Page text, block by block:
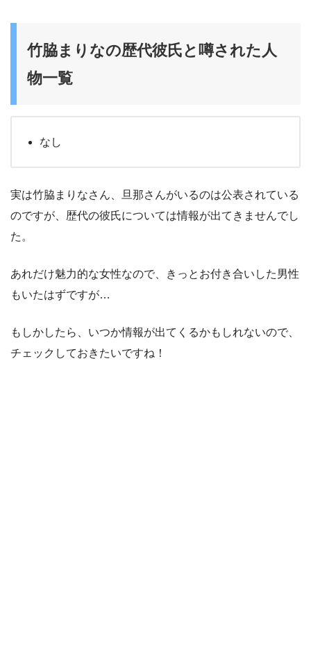
竹脇まりなの歴代彼氏と噂された人
物一覧
なし
実は竹脇まりなさん、旦那さんがいるのは公表されている
のですが、歴代の彼氏については情報が出てきませんでし
た。
あれだけ魅力的な女性なので、きっとお付き合いした男性
もいたはずですが…
もしかしたら、いつか情報が出てくるかもしれないので、
チェックしておきたいですね！